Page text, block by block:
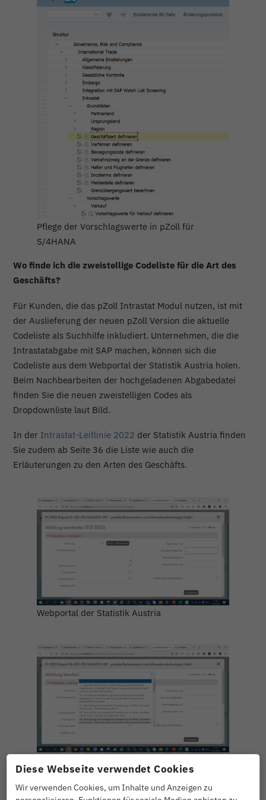
Pflege der Vorschlagswerte in pZoll für
S/4HANA
Wo finde ich die zweistellige Codeliste für die Art des
Geschäfts?
Für Kunden, die das pZoll Intrastat Modul nutzen, ist mit
der Auslieferung der neuen pZoll Version die aktuelle
Codeliste als Suchhilfe inkludiert. Unternehmen, die die
Intrastatabgabe mit SAP machen, können sich die
Codeliste aus dem Webportal der Statistik Austria holen.
Beim Nachbearbeiten der hochgeladenen Abgabedatei
finden Sie die neuen zweistelligen Codes als
Dropdownliste laut Bild.
In der Intrastat-Leitlinie 2022 der Statistik Austria finden
Sie zudem ab Seite 36 die Liste wie auch die
Erläuterungen zu den Arten des Geschäfts.
Webportal der Statistik Austria
Diese Webseite verwendet Cookies
Wir verwenden Cookies, um Inhalte und Anzeigen zu